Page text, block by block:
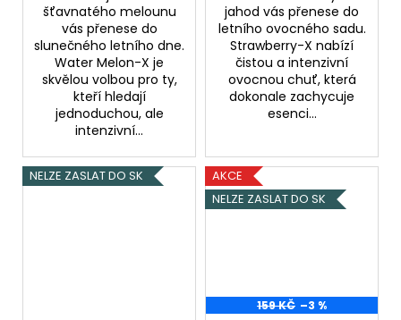
šťavnatého melounu
vás přenese do
slunečného letního dne.
Water Melon-X je
skvělou volbou pro ty,
kteří hledají
jednoduchou, ale
intenzivní...
jahod vás přenese do
letního ovocného sadu.
Strawberry-X nabízí
čistou a intenzivní
ovocnou chuť, která
dokonale zachycuje
esenci...
NELZE ZASLAT DO SK
AKCE
NELZE ZASLAT DO SK
159 KČ –3 %
06MG
Kč